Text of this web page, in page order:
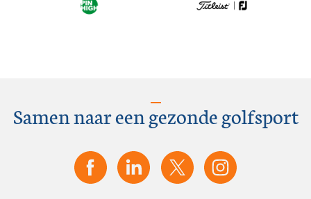
Samen naar een gezonde golfsport